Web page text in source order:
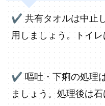
✔ 共有タオルは中止
用しましょう。トイレ
✔ 嘔吐・下痢の処理
ましょう。処理後は石